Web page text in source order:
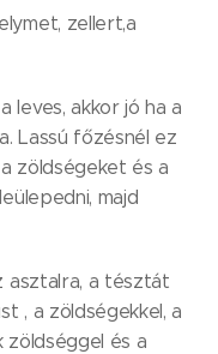
zellert,a
leves, akkor jó ha a
Lassú főzésnél ez
zöldségeket és a
majd
asztalra, a tésztát
, a zöldségekkel, a
zöldséggel és a